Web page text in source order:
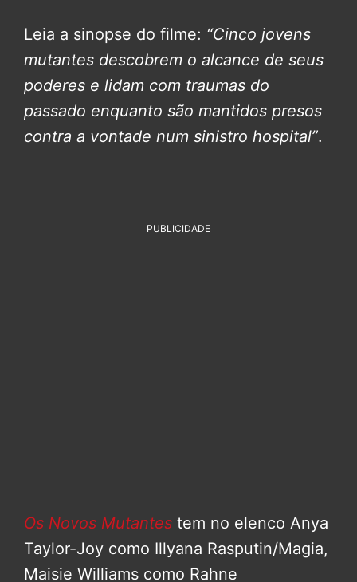
Leia a sinopse do filme: “Cinco jovens
mutantes descobrem o alcance de seus
poderes e lidam com traumas do
passado enquanto são mantidos presos
contra a vontade num sinistro hospital”.
PUBLICIDADE
Os Novos Mutantes tem no elenco Anya
Taylor-Joy como Illyana Rasputin/Magia,
Maisie Williams como Rahne